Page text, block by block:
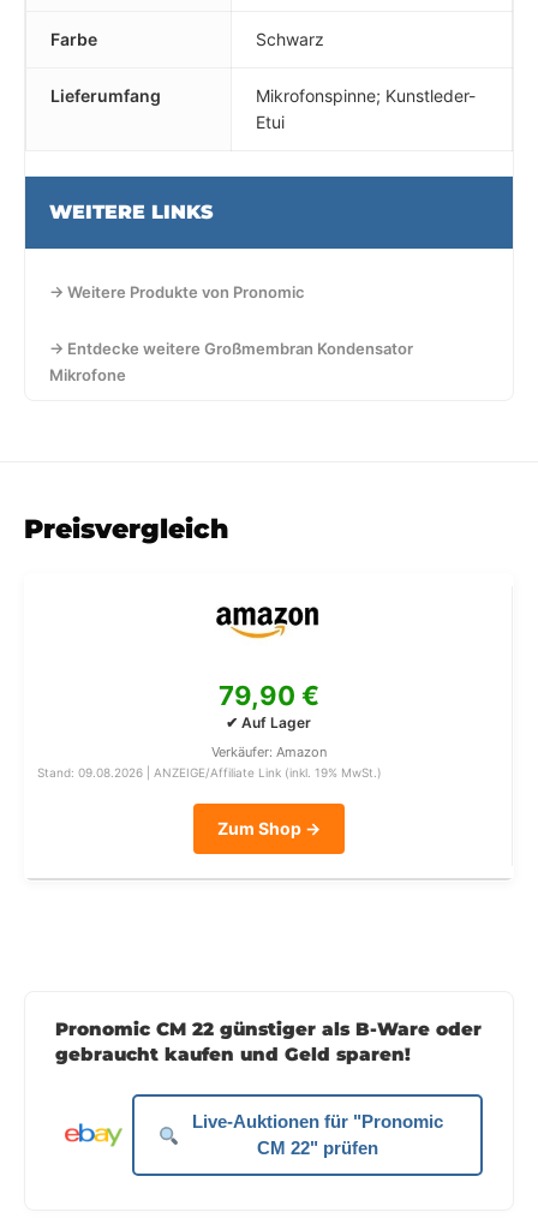
Farbe Schwarz
Lieferumfang
Mikrofonspinne; Kunstleder-
Etui
WEITERE LINKS
→ Weitere Produkte von Pronomic
→ Entdecke weitere Großmembran Kondensator
Mikrofone
Preisvergleich
79,90 €
✔ Auf Lager
Verkäufer: Amazon
Stand: 09.08.2026 | ANZEIGE/Affiliate Link (inkl. 19% MwSt.)
Zum Shop →
Pronomic CM 22 günstiger als B-Ware oder
gebraucht kaufen und Geld sparen!
Live-Auktionen für "Pronomic
CM 22" prüfen